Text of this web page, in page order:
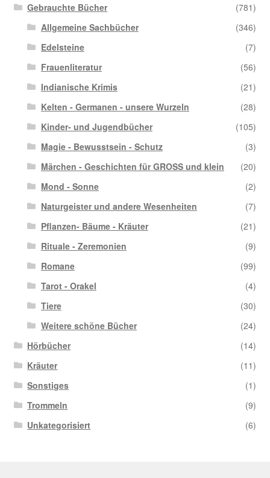
Gebrauchte Bücher
(781)
Allgemeine Sachbücher
(346)
Edelsteine
(7)
Frauenliteratur
(56)
Indianische Krimis
(21)
Kelten - Germanen - unsere Wurzeln
(28)
Kinder- und Jugendbücher
(105)
Magie - Bewusstsein - Schutz
(3)
Märchen - Geschichten für GROSS und klein
(20)
Mond - Sonne
(2)
Naturgeister und andere Wesenheiten
(7)
Pflanzen- Bäume - Kräuter
(21)
Rituale - Zeremonien
(9)
Romane
(99)
Tarot - Orakel
(4)
Tiere
(30)
Weitere schöne Bücher
(24)
Hörbücher
(14)
Kräuter
(11)
Sonstiges
(1)
Trommeln
(9)
Unkategorisiert
(6)